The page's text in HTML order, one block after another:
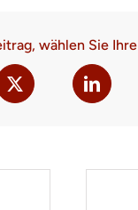
wählen Sie